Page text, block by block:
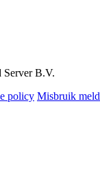
Server B.V.
policy Misbruik